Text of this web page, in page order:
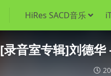
HiRes SACD音乐
[录音室专辑]刘德